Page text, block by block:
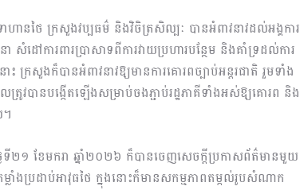
ហានថៃ ក្រសួងវប្បធម៌ និងវិចិត្រសិល្បៈ បានអំពាវនាវដល់អង្គការ
សំដៅការពារប្រាសាទពីការវាយប្រហារបន្ថែម និងគាំទ្រដល់ការ
រសួងក៏បានអំពាវនាវឱ្យមានការគោរពច្បាប់អន្តរជាតិ រួមទាំង
វបានបង្កើតឡើងសម្រាប់ចងភ្ជាប់រដ្ឋភាគីទាំងអស់ឱ្យគោរព និង
ទី២១ ខែមករា ឆ្នាំ២០២៦ ក៏បានចេញសេចក្តីប្រកាសព័ត៌មានមួយ
ងប្រដាប់អាវុធថៃ ក្នុងនោះក៏មានសកម្មភាពតម្កល់រូបសំណាក